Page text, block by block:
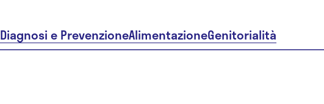
Diagnosi e PrevenzioneAlimentazioneGenitorialità